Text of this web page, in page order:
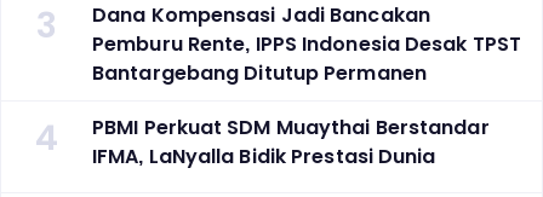
3
Dana Kompensasi Jadi Bancakan
Pemburu Rente, IPPS Indonesia Desak TPST
Bantargebang Ditutup Permanen
4
PBMI Perkuat SDM Muaythai Berstandar
IFMA, LaNyalla Bidik Prestasi Dunia